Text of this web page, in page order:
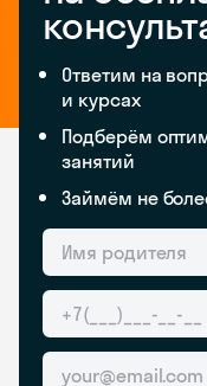
Ответим на
и курсах
Подберём
занятий
Займём не